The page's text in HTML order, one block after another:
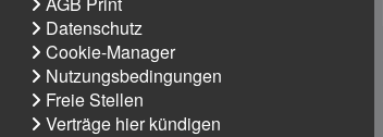
Datenschutz
Cookie-Manager
Nutzungsbedingungen
Freie Stellen
Verträge hier kündigen